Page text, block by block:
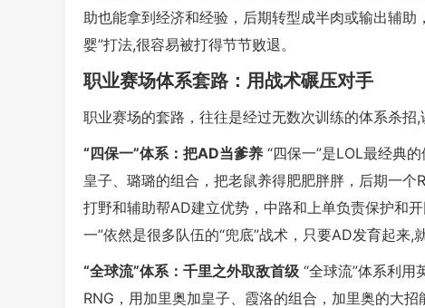
助也能拿到经济和经验，后期转型成半肉或输出辅
婴”打法,很容易被打得节节败退。
职业赛场体系套路：用战术碾压对手
职业赛场的套路，往往是经过无数次训练的体系杀招,
“四保一”体系：把AD当爹养 “四保一”是LOL最经典
皇子、璐璐的组合，把老鼠养得肥肥胖胖，后期一
打野和辅助帮AD建立优势，中路和上单负责保护和
一”依然是很多队伍的“兜底”战术，只要AD发育起来,
“全球流”体系：千里之外取敌首级 “全球流”体系利
RNG，用加里奥加皇子、霞洛的组合，加里奥的大